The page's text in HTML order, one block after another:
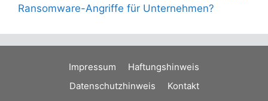
Ransomware-Angriffe für Unternehmen?
Impressum
Haftungshinweis
Datenschutzhinweis
Kontakt